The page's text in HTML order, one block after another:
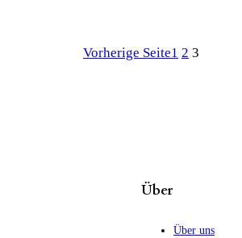
Vorherige Seite1 2 3
Über
Über uns